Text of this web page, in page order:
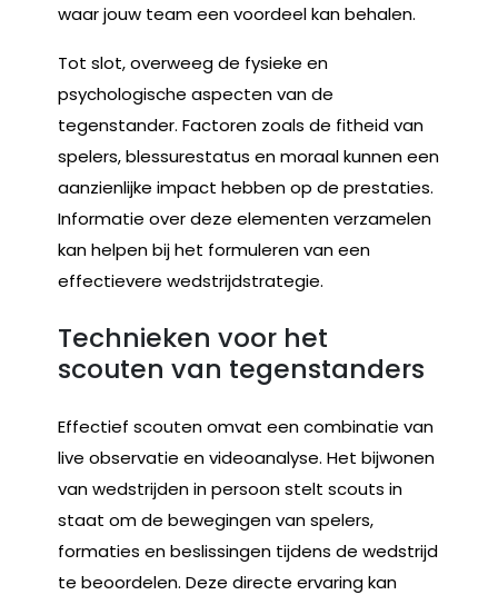
waar jouw team een voordeel kan behalen.
Tot slot, overweeg de fysieke en
psychologische aspecten van de
tegenstander. Factoren zoals de fitheid van
spelers, blessurestatus en moraal kunnen een
aanzienlijke impact hebben op de prestaties.
Informatie over deze elementen verzamelen
kan helpen bij het formuleren van een
effectievere wedstrijdstrategie.
Technieken voor het
scouten van tegenstanders
Effectief scouten omvat een combinatie van
live observatie en videoanalyse. Het bijwonen
van wedstrijden in persoon stelt scouts in
staat om de bewegingen van spelers,
formaties en beslissingen tijdens de wedstrijd
te beoordelen. Deze directe ervaring kan